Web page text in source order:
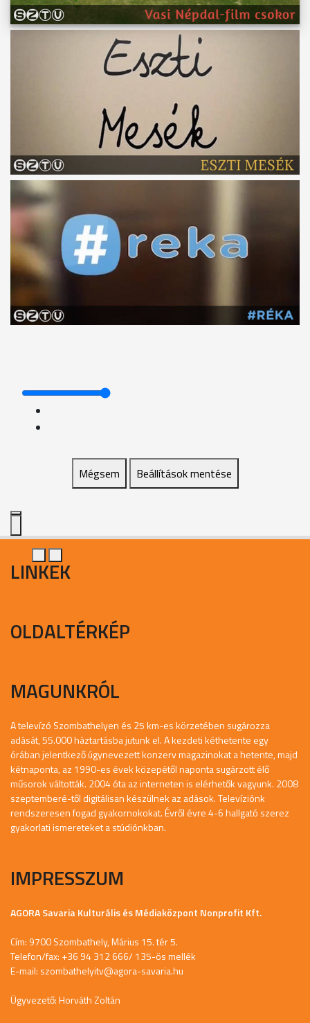
Mégsem Beállítások mentése
LINKEK
OLDALTÉRKÉP
MAGUNKRÓL
A televízó Szombathelyen és 25 km-es körzetében sugározza
adását, 55.000 háztartásba jutunk el. A kezdeti kéthetente egy
órában jelentkező úgynevezett konzerv magazinokat a hetente, majd
kétnaponta, az 1990-es évek közepétől naponta sugárzott élő
műsorok váltották. 2004 óta az interneten is elérhetők vagyunk. 2008
szeptemberé-től digitálisan készülnek az adások. Televíziónk
rendszeresen fogad gyakornokokat. Évről évre 4-6 hallgató szerez
gyakorlati ismereteket a stúdiónkban.
IMPRESSZUM
AGORA Savaria Kulturális és Médiaközpont Nonprofit Kft.
Cím: 9700 Szombathely, Márius 15. tér 5.
Telefon/fax: +36 94 312 666/ 135-ös mellék
E-mail: szombathelyitv@agora-savaria.hu
Ügyvezető: Horváth Zoltán